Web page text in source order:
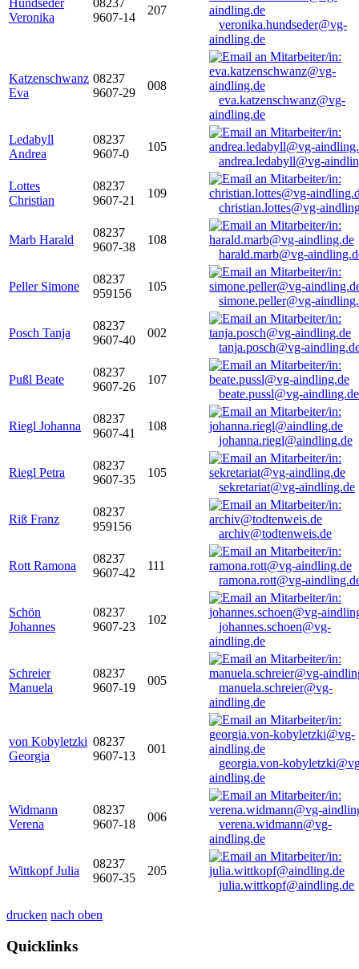
Hundseder
Veronika
08237
9607-14
207
veronika.hundseder@vg-
aindling.de
Katzenschwanz
Eva
08237
9607-29
008
eva.katzenschwanz@vg-
aindling.de
Ledabyll
Andrea
08237
9607-0
105
andrea.ledabyll@vg-
Lottes
Christian
08237
9607-21
109
christian.lottes@vg-
Marb Harald
08237
9607-38
108
harald.marb@vg-
Peller Simone
08237
959156
105
simone.peller@vg-
Posch Tanja
08237
9607-40
002
tanja.posch@vg-
Pußl Beate
08237
9607-26
107
beate.pussl@vg-aindling.de
Riegl Johanna
08237
9607-41
108
johanna.riegl@aindling.de
Riegl Petra
08237
9607-35
105
sekretariat@vg-aindling.de
Riß Franz
08237
959156
archiv@todtenweis.de
Rott Ramona
08237
9607-42
111
ramona.rott@vg-
Schön
Johannes
08237
9607-23
102
johannes.schoen@vg-
aindling.de
Schreier
Manuela
08237
9607-19
005
manuela.schreier@vg-
aindling.de
von Kobyletzki
Georgia
08237
9607-13
001
georgia.von-
aindling.de
Widmann
Verena
08237
9607-18
006
verena.widmann@vg-
aindling.de
Wittkopf Julia
08237
9607-35
205
julia.wittkopf@aindling.de
drucken nach oben
Quicklinks